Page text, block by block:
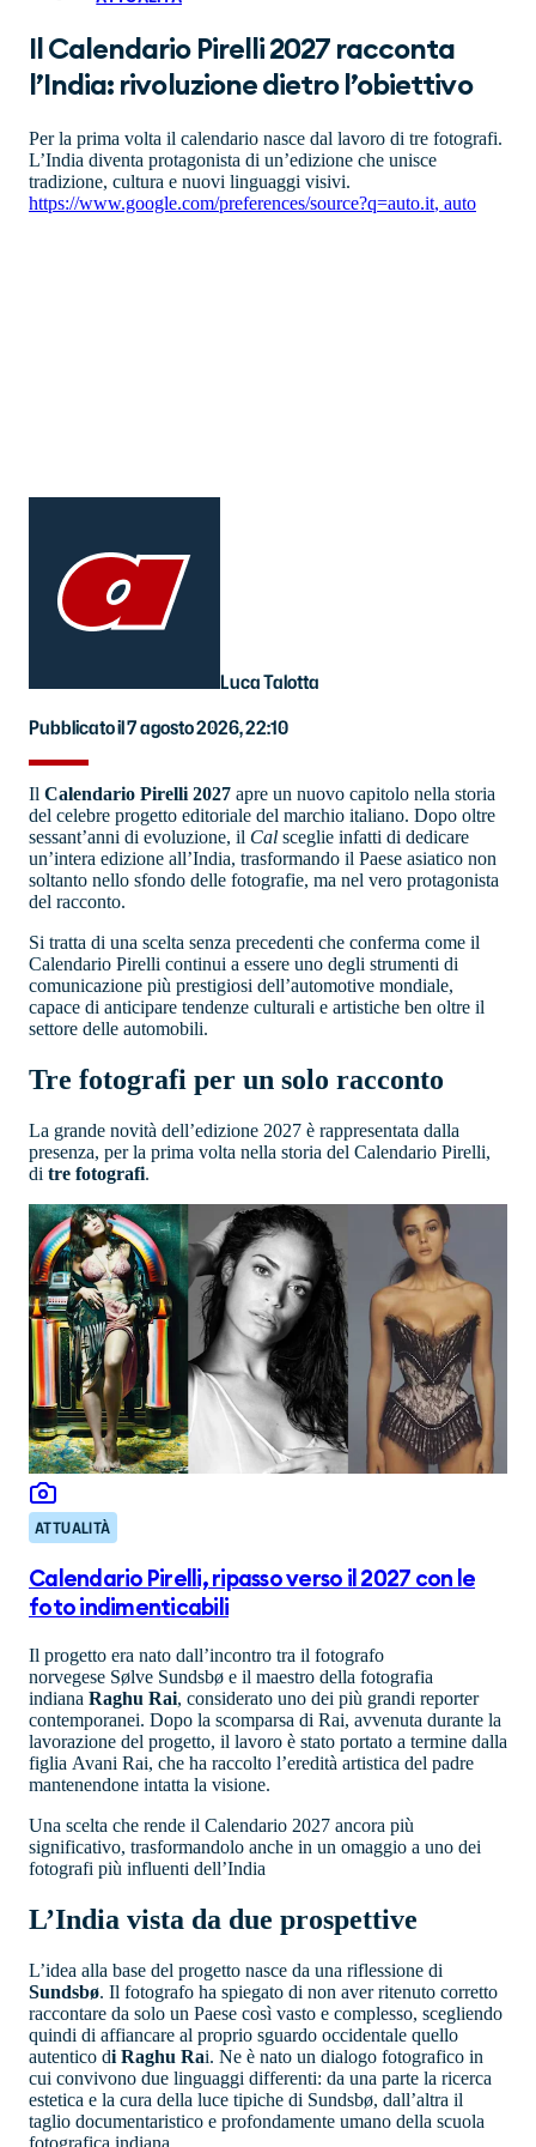
Il Calendario Pirelli 2027 racconta
l’India: rivoluzione dietro l’obiettivo
Per la prima volta il calendario nasce dal lavoro di tre fotografi.
L’India diventa protagonista di un’edizione che unisce
tradizione, cultura e nuovi linguaggi visivi.
https://www.google.com/preferences/source?q=auto.it, auto
Luca Talotta
Pubblicato il 7 agosto 2026, 22:10
Il Calendario Pirelli 2027 apre un nuovo capitolo nella storia
del celebre progetto editoriale del marchio italiano. Dopo oltre
sessant’anni di evoluzione, il Cal sceglie infatti di dedicare
un’intera edizione all’India, trasformando il Paese asiatico non
soltanto nello sfondo delle fotografie, ma nel vero protagonista
del racconto.
Si tratta di una scelta senza precedenti che conferma come il
Calendario Pirelli continui a essere uno degli strumenti di
comunicazione più prestigiosi dell’automotive mondiale,
capace di anticipare tendenze culturali e artistiche ben oltre il
settore delle automobili.
Tre fotografi per un solo racconto
La grande novità dell’edizione 2027 è rappresentata dalla
presenza, per la prima volta nella storia del Calendario Pirelli,
di tre fotografi.
ATTUALITÀ
Calendario Pirelli, ripasso verso il 2027 con le
foto indimenticabili
Il progetto era nato dall’incontro tra il fotografo
norvegese Sølve Sundsbø e il maestro della fotografia
indiana Raghu Rai, considerato uno dei più grandi reporter
contemporanei. Dopo la scomparsa di Rai, avvenuta durante la
lavorazione del progetto, il lavoro è stato portato a termine dalla
figlia Avani Rai, che ha raccolto l’eredità artistica del padre
mantenendone intatta la visione.
Una scelta che rende il Calendario 2027 ancora più
significativo, trasformandolo anche in un omaggio a uno dei
fotografi più influenti dell’India
L’India vista da due prospettive
L’idea alla base del progetto nasce da una riflessione di
Sundsbø. Il fotografo ha spiegato di non aver ritenuto corretto
raccontare da solo un Paese così vasto e complesso, scegliendo
quindi di affiancare al proprio sguardo occidentale quello
autentico di Raghu Rai. Ne è nato un dialogo fotografico in
cui convivono due linguaggi differenti: da una parte la ricerca
estetica e la cura della luce tipiche di Sundsbø, dall’altra il
taglio documentaristico e profondamente umano della scuola